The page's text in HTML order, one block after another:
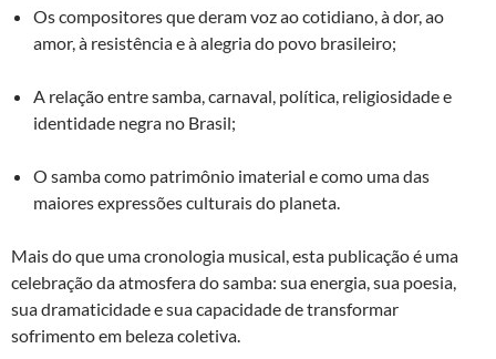
Os compositores que deram voz ao cotidiano, à dor, ao
amor, à resistência e à alegria do povo brasileiro;
A relação entre samba, carnaval, política, religiosidade e
identidade negra no Brasil;
O samba como patrimônio imaterial e como uma das
maiores expressões culturais do planeta.
Mais do que uma cronologia musical, esta publicação é uma
celebração da atmosfera do samba: sua energia, sua poesia,
sua dramaticidade e sua capacidade de transformar
sofrimento em beleza coletiva.